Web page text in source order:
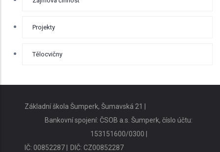
Projekty
Tělocvičny
Základní škola Šumperk, Šumavská 21 |
Bankovní spojení: ČSOB a.s. Šumperk, číslo účtu:
153151600/0300 |
IČ: 00852287 |
DIČ: CZ00852287